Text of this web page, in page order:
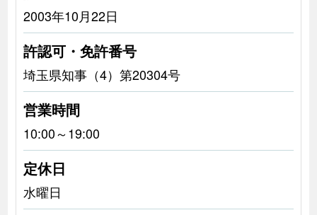
2003年10月22日
許認可・免許番号
埼玉県知事（4）第20304号
営業時間
10:00～19:00
定休日
水曜日